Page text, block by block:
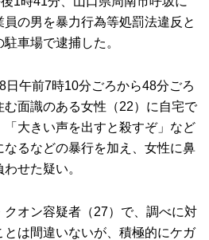
の男を暴力行為等処罰法違反と
車場で逮捕した。
午前7時10分ごろから48分ごろ
む面識のある女性（22）に自宅で
大きい声を出すと殺すぞ」など
なるなどの暴行を加え、女性に鼻
せた疑い。
オン容疑者（27）で、調べに対
とは間違いないが、積極的にケガ